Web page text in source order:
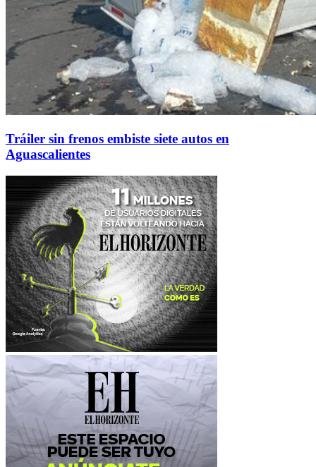
Tráiler sin frenos embiste siete autos en
Aguascalientes